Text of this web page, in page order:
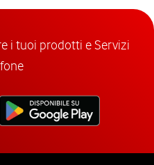
i tuoi prodotti e Servizi